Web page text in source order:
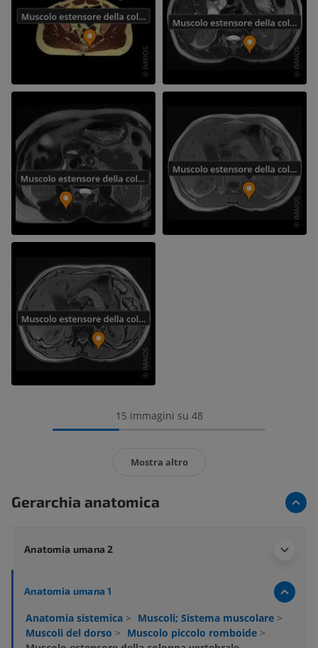
15 immagini su 48
Mostra altro
Gerarchia anatomica
Anatomia umana 2
Anatomia umana 1
Anatomia sistemica > Muscoli; Sistema muscolare >
Muscoli del dorso > Muscolo piccolo romboide >